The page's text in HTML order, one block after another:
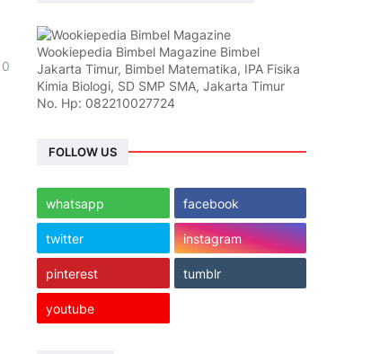
0
Wookiepedia Bimbel Magazine Bimbel
Jakarta Timur, Bimbel Matematika, IPA Fisika
Kimia Biologi, SD SMP SMA, Jakarta Timur
No. Hp: 082210027724
FOLLOW US
whatsapp facebook
twitter instagram
pinterest tumblr
youtube